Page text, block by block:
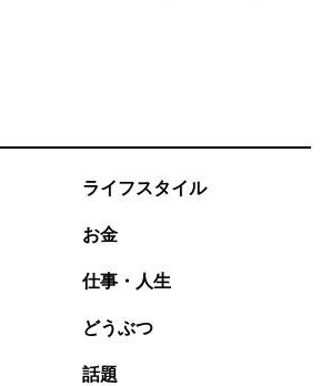
ライフスタイル
お金
仕事・人生
どうぶつ
話題